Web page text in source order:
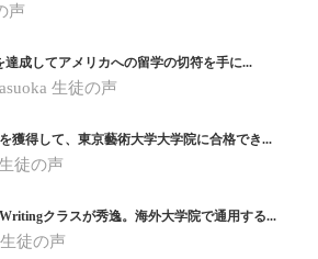
声
達成してアメリカへの留学の切符を手に...
生徒の声
獲得して、東京藝術大学大学院に合格でき...
徒の声
クラスが秀逸。海外大学院で通用する...
生徒の声